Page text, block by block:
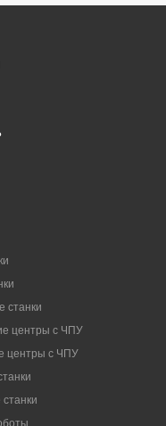
станки
центры с ЧПУ
центры с ЧПУ